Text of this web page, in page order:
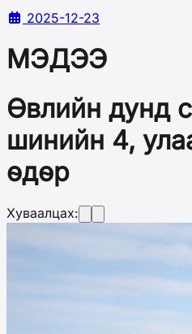
2025-12-23
МЭДЭЭ
Өвлийн дунд
шинийн 4,
өдөр
Хуваалцах: